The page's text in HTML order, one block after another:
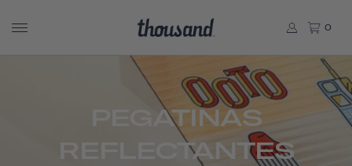
0
PEGATINAS
REFLECTANTES